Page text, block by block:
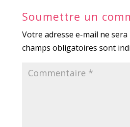
Soumettre un
Votre adresse e-mail ne sera
champs obligatoires sont